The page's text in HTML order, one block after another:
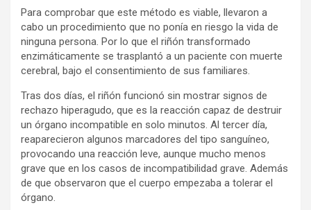
Para comprobar que este método es viable, llevaron a
cabo un procedimiento que no ponía en riesgo la vida de
ninguna persona. Por lo que el riñón transformado
enzimáticamente se trasplantó a un paciente con muerte
cerebral, bajo el consentimiento de sus familiares.
Tras dos días, el riñón funcionó sin mostrar signos de
rechazo hiperagudo, que es la reacción capaz de destruir
un órgano incompatible en solo minutos. Al tercer día,
reaparecieron algunos marcadores del tipo sanguíneo,
provocando una reacción leve, aunque mucho menos
grave que en los casos de incompatibilidad grave. Además
de que observaron que el cuerpo empezaba a tolerar el
órgano.